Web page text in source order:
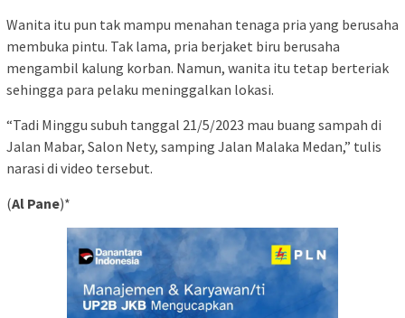
Wanita itu pun tak mampu menahan tenaga pria yang berusaha
membuka pintu. Tak lama, pria berjaket biru berusaha
mengambil kalung korban. Namun, wanita itu tetap berteriak
sehingga para pelaku meninggalkan lokasi.
“Tadi Minggu subuh tanggal 21/5/2023 mau buang sampah di
Jalan Mabar, Salon Nety, samping Jalan Malaka Medan,” tulis
narasi di video tersebut.
(Al Pane)*